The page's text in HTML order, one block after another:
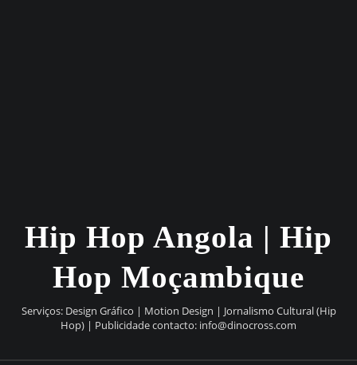
Hip Hop Angola | Hip
Hop Moçambique
Serviços: Design Gráfico | Motion Design | Jornalismo Cultural (Hip
Hop) | Publicidade contacto: info@dinocross.com